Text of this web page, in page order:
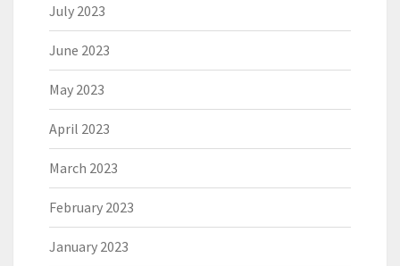
July 2023
June 2023
May 2023
April 2023
March 2023
February 2023
January 2023